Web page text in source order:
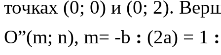
точках (0; 0) и (0; 2).
O”(m; n), m= -b : (2a) = 1 :